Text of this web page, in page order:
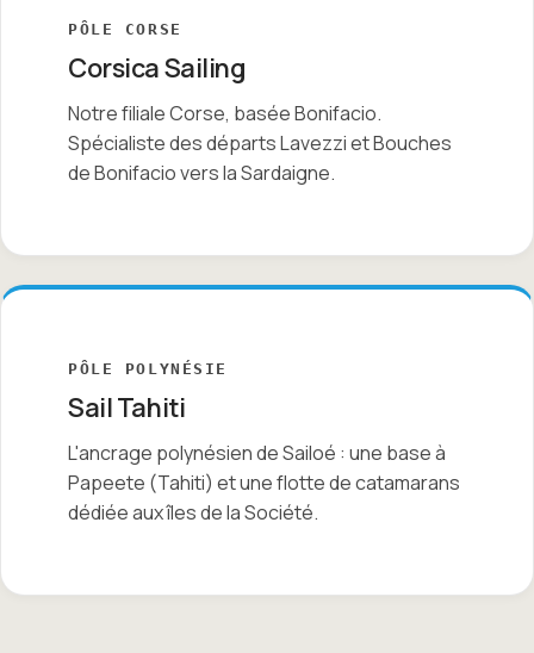
PÔLE CORSE
Corsica Sailing
Notre filiale Corse, basée Bonifacio.
Spécialiste des départs Lavezzi et Bouches
de Bonifacio vers la Sardaigne.
PÔLE POLYNÉSIE
Sail Tahiti
L'ancrage polynésien de Sailoé : une base à
Papeete (Tahiti) et une flotte de catamarans
dédiée aux îles de la Société.